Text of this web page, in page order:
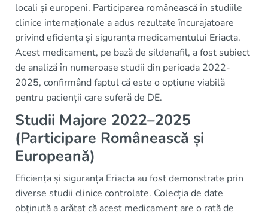
locali și europeni. Participarea românească în studiile
clinice internaționale a adus rezultate încurajatoare
privind eficiența și siguranța medicamentului Eriacta.
Acest medicament, pe bază de sildenafil, a fost subiect
de analiză în numeroase studii din perioada 2022-
2025, confirmând faptul că este o opțiune viabilă
pentru pacienții care suferă de DE.
Studii Majore 2022–2025
(Participare Românească și
Europeană)
Eficiența și siguranța Eriacta au fost demonstrate prin
diverse studii clinice controlate. Colecția de date
obținută a arătat că acest medicament are o rată de